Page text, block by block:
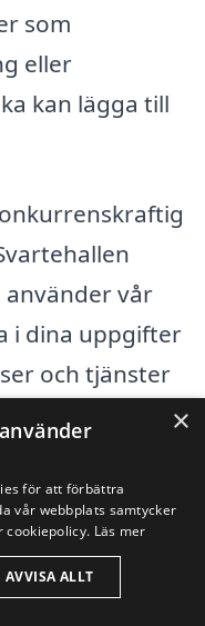
som
eller
kan lägga till
vår
i dina uppgifter
och tjänster
så sätt kan du
för din
Låt oss hjälpa
för att
×
för att förbättra
vår webbplats samtycker
cookiepolicy. Läs mer
AVVISA ALLT